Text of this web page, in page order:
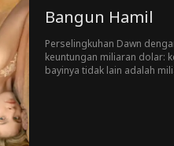
Bangun Hamil
Perselingkuhan Dawn
keuntungan miliaran dolar:
bayinya tidak lain adalah